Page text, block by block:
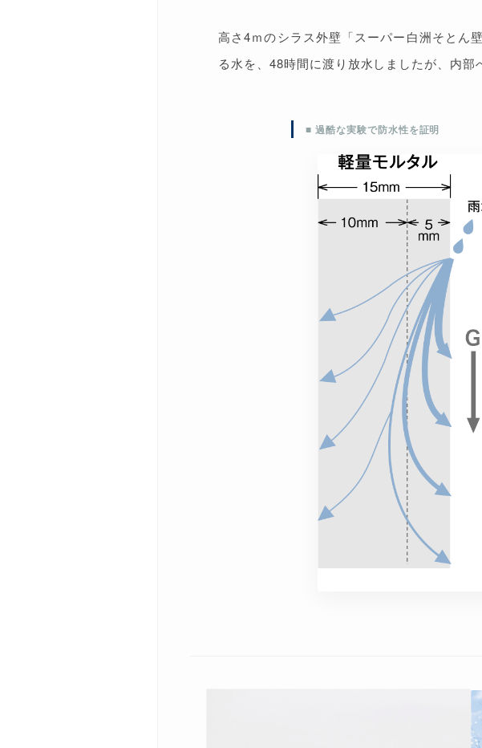
高さ4ｍのシラス外壁「スーパー白洲そとん
る水を、48時間に渡り放水しましたが、内部
■ 過酷な実験で防水性を証明